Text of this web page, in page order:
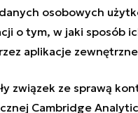
osobowych
o tym, w jaki sposób
aplikacje
związek ze sprawą
Cambridge